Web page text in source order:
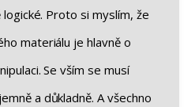
Proto si myslím, že
materiálu je hlavně o
Se vším se musí
a důkladně. A všechno